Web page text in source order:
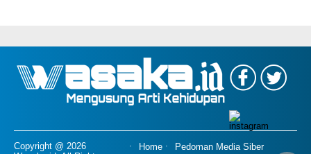
Copyright @ 2026
Home Pedoman Media Siber